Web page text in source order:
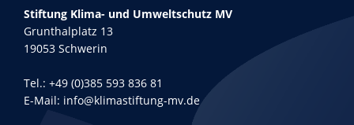
Stiftung Klima- und Umweltschutz MV
Grunthalplatz 13
19053 Schwerin
Tel.: +49 (0)385 593 836 81
E-Mail: info@klimastiftung-mv.de